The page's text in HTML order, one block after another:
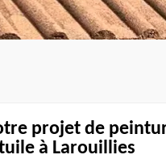
projet de
à Larouillies